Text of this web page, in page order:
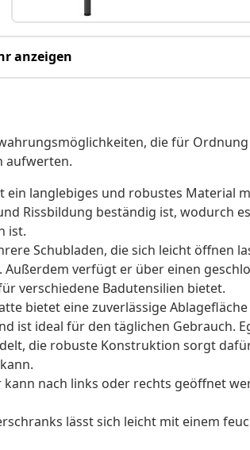
anzeigen
die für
aufwerten.
langlebiges und robustes Material
Rissbildung beständig ist, wodurch
ist.
Schubladen, die sich leicht öffnen
verfügt er über einen
verschiedene Badutensilien bietet.
bietet eine zuverlässige
ist ideal für den täglichen Gebrauch.
die robuste Konstruktion sorgt
nach links oder rechts geöffnet
lässt sich leicht mit einem